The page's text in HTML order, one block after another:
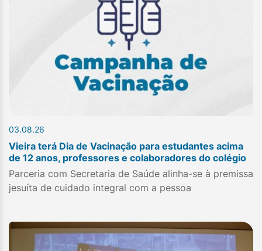
03.08.26
Vieira terá Dia de Vacinação para estudantes acima
de 12 anos, professores e colaboradores do colégio
Parceria com Secretaria de Saúde alinha-se à premissa
jesuíta de cuidado integral com a pessoa